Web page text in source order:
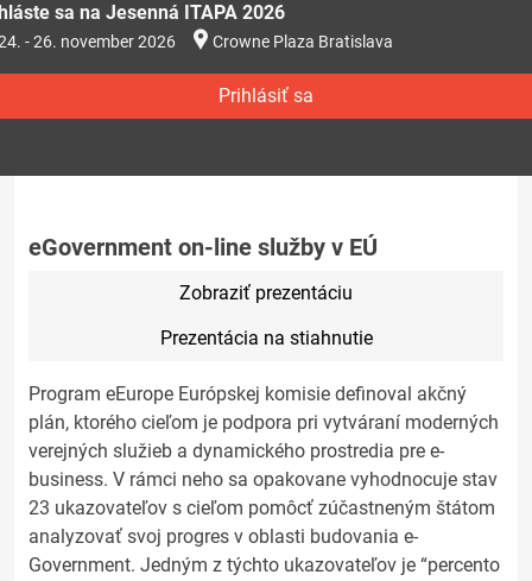
sa na Jesenná ITAPA 2026
- 26. november 2026 Crowne Plaza Bratislava
Prihlásiť sa
eGovernment on-line služby v EÚ
Zobraziť prezentáciu
Prezentácia na stiahnutie
Program eEurope Európskej komisie definoval akčný
plán, ktorého cieľom je podpora pri vytváraní moderných
verejných služieb a dynamického prostredia pre e-
business. V rámci neho sa opakovane vyhodnocuje stav
23 ukazovateľov s cieľom pomôcť zúčastneným štátom
analyzovať svoj progres v oblasti budovania e-
Government. Jedným z týchto ukazovateľov je “percento